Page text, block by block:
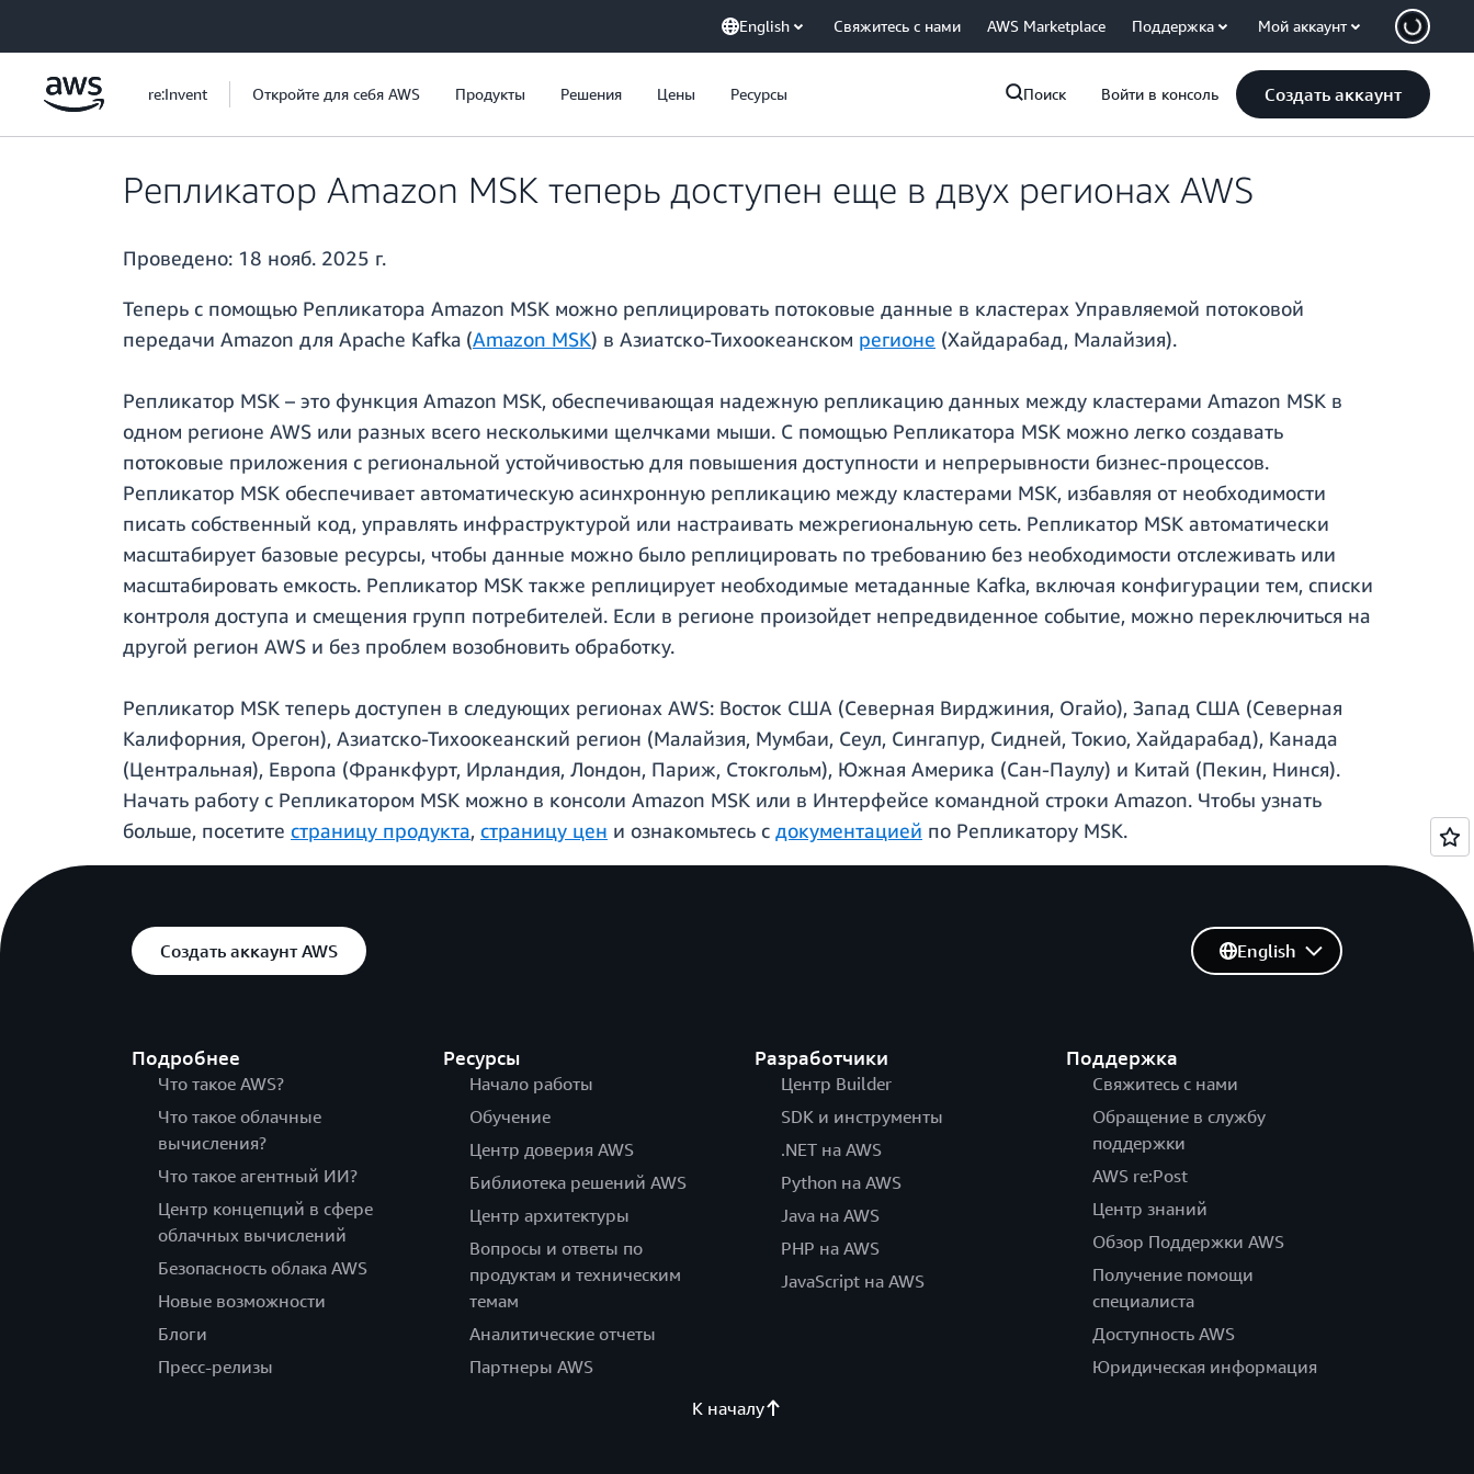
English Свяжитесь с нами AWS Marketplace Поддержка Мой аккаунт
re:Invent Откройте для себя AWS Продукты Решения Цены Ресурсы Поиск Войти в консоль Создать аккаунт
Репликатор Amazon MSK теперь доступен еще в двух регионах AWS
Проведено: 18 нояб. 2025 г.
Теперь с помощью Репликатора Amazon MSK можно реплицировать потоковые данные в кластерах Управляемой потоковой
передачи Amazon для Apache Kafka (Amazon MSK) в Азиатско-Тихоокеанском регионе (Хайдарабад, Малайзия).
Репликатор MSK – это функция Amazon MSK, обеспечивающая надежную репликацию данных между кластерами Amazon MSK в
одном регионе AWS или разных всего несколькими щелчками мыши. С помощью Репликатора MSK можно легко создавать
потоковые приложения с региональной устойчивостью для повышения доступности и непрерывности бизнес-процессов.
Репликатор MSK обеспечивает автоматическую асинхронную репликацию между кластерами MSK, избавляя от необходимости
писать собственный код, управлять инфраструктурой или настраивать межрегиональную сеть. Репликатор MSK автоматически
масштабирует базовые ресурсы, чтобы данные можно было реплицировать по требованию без необходимости отслеживать или
масштабировать емкость. Репликатор MSK также реплицирует необходимые метаданные Kafka, включая конфигурации тем, списки
контроля доступа и смещения групп потребителей. Если в регионе произойдет непредвиденное событие, можно переключиться на
другой регион AWS и без проблем возобновить обработку.
Репликатор MSK теперь доступен в следующих регионах AWS: Восток США (Северная Вирджиния, Огайо), Запад США (Северная
Калифорния, Орегон), Азиатско-Тихоокеанский регион (Малайзия, Мумбаи, Сеул, Сингапур, Сидней, Токио, Хайдарабад), Канада
(Центральная), Европа (Франкфурт, Ирландия, Лондон, Париж, Стокгольм), Южная Америка (Сан-Паулу) и Китай (Пекин, Нинся).
Начать работу с Репликатором MSK можно в консоли Amazon MSK или в Интерфейсе командной строки Amazon. Чтобы узнать
больше, посетите страницу продукта, страницу цен и ознакомьтесь с документацией по Репликатору MSK.
Создать аккаунт AWS
Подробнее
Что такое AWS?
Что такое облачные
вычисления?
Что такое агентный ИИ?
Центр концепций в сфере
облачных вычислений
Безопасность облака AWS
Новые возможности
Блоги
Пресс-релизы
Ресурсы
Начало работы
Обучение
Центр доверия AWS
Библиотека решений AWS
Центр архитектуры
Вопросы и ответы по
продуктам и техническим
темам
Аналитические отчеты
Партнеры AWS
Разработчики
Центр Builder
SDK и инструменты
.NET на AWS
Python на AWS
Java на AWS
PHP на AWS
JavaScript на AWS
Поддержка
Свяжитесь с нами
Обращение в службу
поддержки
AWS re:Post
Центр знаний
Обзор Поддержки AWS
Получение помощи
специалиста
Доступность AWS
Юридическая информация
English
К началу